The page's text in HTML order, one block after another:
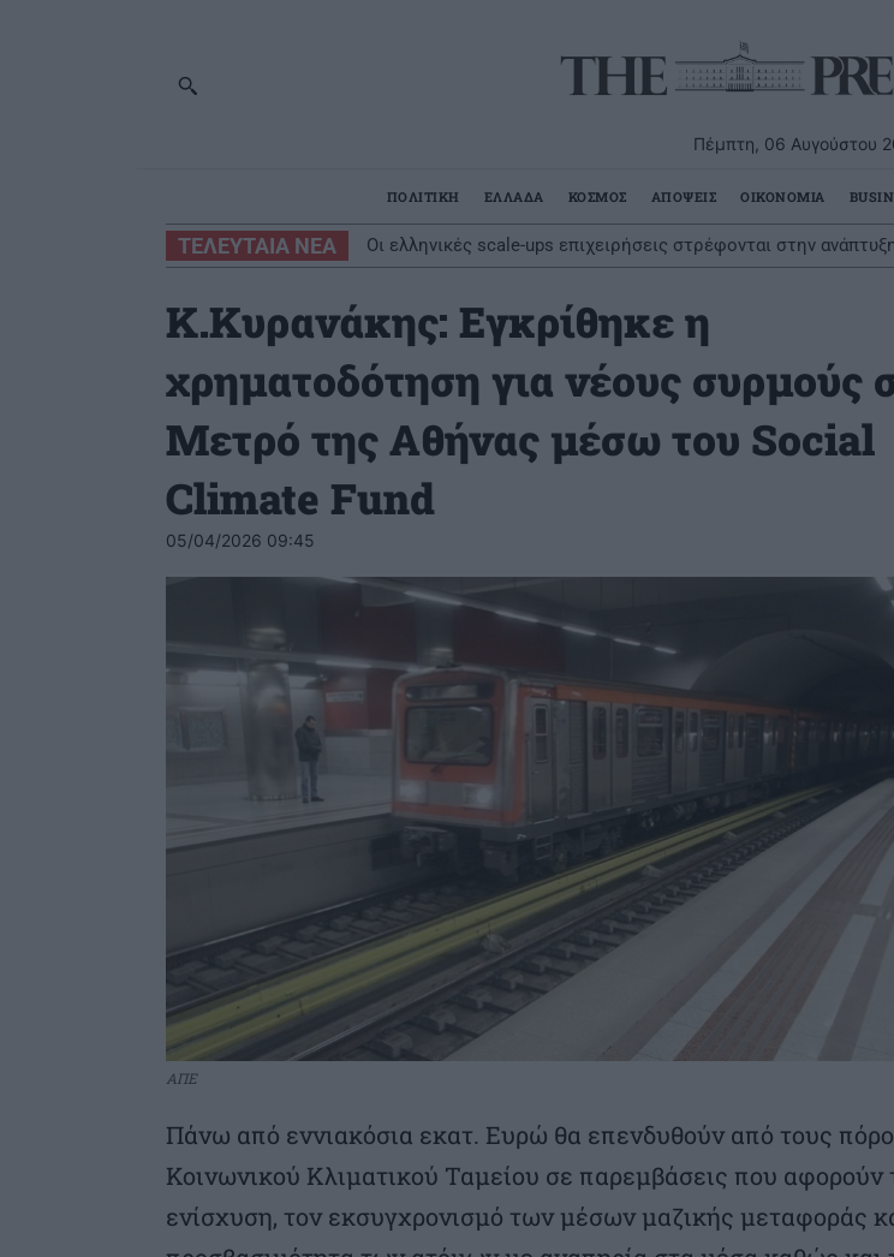
Πέμπτη, 06 Αυγούστου
ΠΟΛΙΤΙΚΗ ΕΛΛΑΔΑ ΚΟΣΜΟΣ ΑΠΟΨΕΙΣ ΟΙΚΟΝΟΜΙΑ
ΤΕΛΕΥΤΑΙΑ ΝΕΑ Οι ελληνικές scale-ups επιχειρήσεις στρέφονται στην ανάπτυξη
ΟΠΕΚΑ: Την Παρασκευή η δεύτερη πληρωμή των δικαιούχων
Κ.Κυρανάκης: Εγκρίθηκε η
χρηματοδότηση για νέους συρμούς
Μετρό της Αθήνας μέσω του Social
Climate Fund
05/04/2026 09:45
ΑΠΕ
Πάνω από εννιακόσια εκατ. Ευρώ θα επενδυθούν από τους
Κοινωνικού Κλιματικού Ταμείου σε παρεμβάσεις που αφορούν
ενίσχυση, τον εκσυγχρονισμό των μέσων μαζικής μεταφοράς